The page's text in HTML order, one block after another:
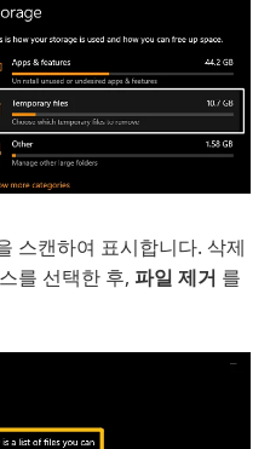
스캔하여 표시합니다. 삭제
를 선택한 후, 파일 제거 를